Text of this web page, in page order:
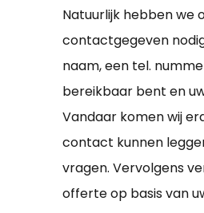
Natuurlijk hebben we
contactgegeven
naam, een tel.
bereikbaar bent en
Vandaar komen wij
contact kunnen
vragen. Vervolgens
offerte op basis van